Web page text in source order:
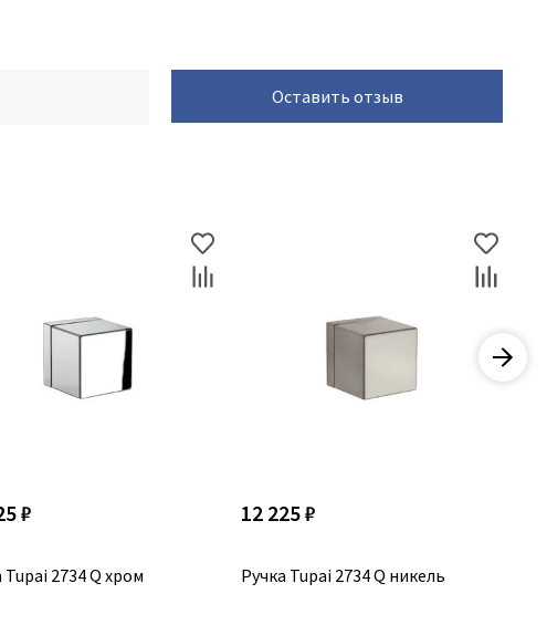
Оставить отзыв
₽
Tupai 2734 Q хром
12 225 ₽
Ручка Tupai 2734 Q никель